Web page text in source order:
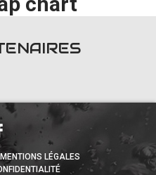
MENTIONS LÉGALES